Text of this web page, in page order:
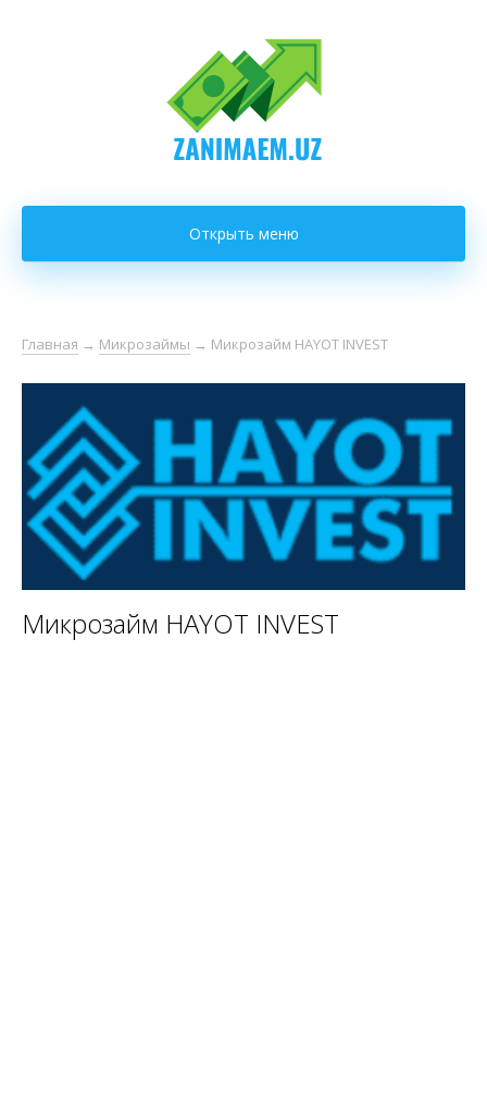
Открыть меню
Главная → Микрозаймы → Микрозайм HAYOT INVEST
Микрозайм HAYOT INVEST